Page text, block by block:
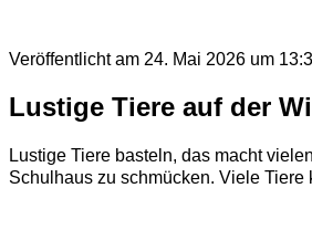
Veröffentlicht am 24. Mai 2026 um
Lustige Tiere auf der
Lustige Tiere basteln, das macht
Schulhaus zu schmücken. Viele